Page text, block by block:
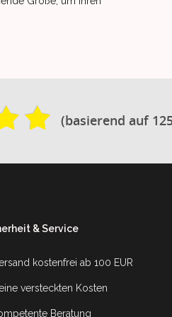
(basierend auf
& Service
kostenfrei ab 100 EUR
versteckten Kosten
Beratung